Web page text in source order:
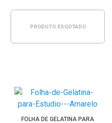
PRODUTO ESGOTADO
FOLHA DE GELATINA PARA